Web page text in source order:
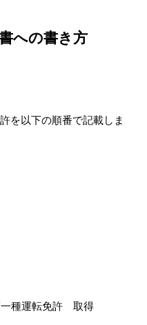
への書き方
を以下の順番で記載しま
種運転免許 取得